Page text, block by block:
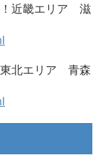
近畿エリア 滋
北エリア 青森